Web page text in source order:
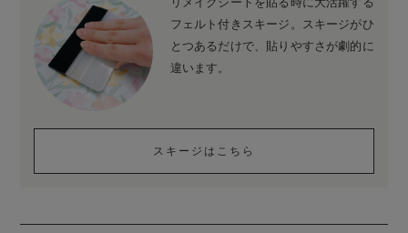
フェルト付きスキージ。スキージがひ
とつあるだけで、貼りやすさが劇的に
違います。
スキージはこちら